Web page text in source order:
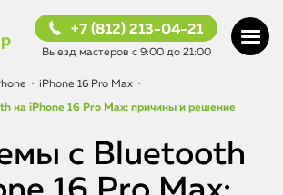
+7 (812) 213-04-21
Выезд мастеров с 9:00 до 21:00
• iPhone 16 Pro Max •
на iPhone 16 Pro Max: причины и решение
с Bluetooth